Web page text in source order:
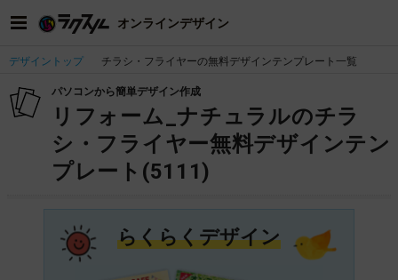
オンラインデザイン
デザイントップ チラシ・フライヤーの無料デザインテンプレート一覧
パソコンから簡単デザイン作成
リフォーム_ナチュラルのチラ
シ・フライヤー無料デザインテン
プレート(5111)
らくらくデザイン